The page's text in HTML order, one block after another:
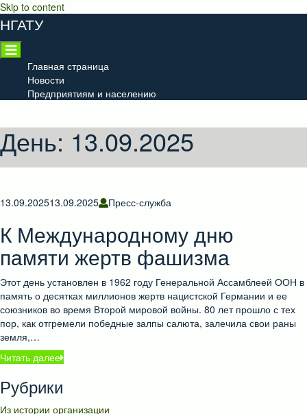
Skip to content
НГАТУ
Главная страница
Новости
Предприятиям и населению
День: 13.09.2025
13.09.202513.09.2025 Пресс-служба
К Международному дню
памяти жертв фашизма
Этот день установлен в 1962 году Генеральной Ассамблеей ООН в
память о десятках миллионов жертв нацистской Германии и ее
союзников во время Второй мировой войны. 80 лет прошло с тех
пор, как отгремели победные залпы салюта, залечила свои раны
земля,…
Читать далее
Рубрики
Из истории организации